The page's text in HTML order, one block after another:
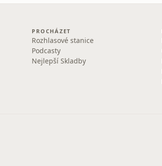
PROCHÁZET
Rozhlasové stanice
Podcasty
Nejlepší Skladby